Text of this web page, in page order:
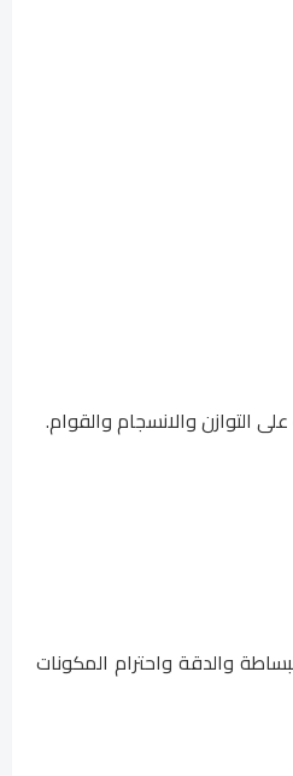
التوازن والانسجام والقوام.
والدقة واحترام المكونات